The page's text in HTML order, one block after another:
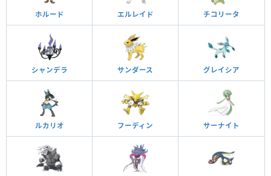
ホルード エルレイド チコリータ
シャンデラ サンダース グレイシア
ルカリオ フーディン サーナイト